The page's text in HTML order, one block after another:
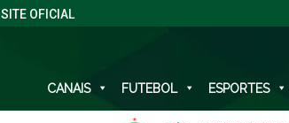
SITE OFICIAL
CANAIS FUTEBOL ESPORTES